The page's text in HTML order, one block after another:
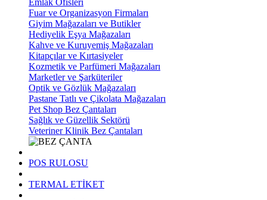
Emlak Ofisleri
Fuar ve Organizasyon Firmaları
Giyim Mağazaları ve Butikler
Hediyelik Eşya Mağazaları
Kahve ve Kuruyemiş Mağazaları
Kitapçılar ve Kırtasiyeler
Kozmetik ve Parfümeri Mağazaları
Marketler ve Şarküteriler
Optik ve Gözlük Mağazaları
Pastane Tatlı ve Çikolata Mağazaları
Pet Shop Bez Çantaları
Sağlık ve Güzellik Sektörü
Veteriner Klinik Bez Çantaları
POS RULOSU
TERMAL ETİKET